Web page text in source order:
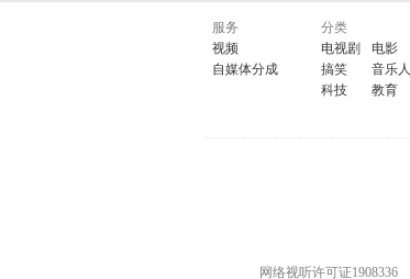
服务
视频
自媒体分成
分类
电视剧
电影
搞笑
音乐人
科技
教育
网络视听许可证1908336